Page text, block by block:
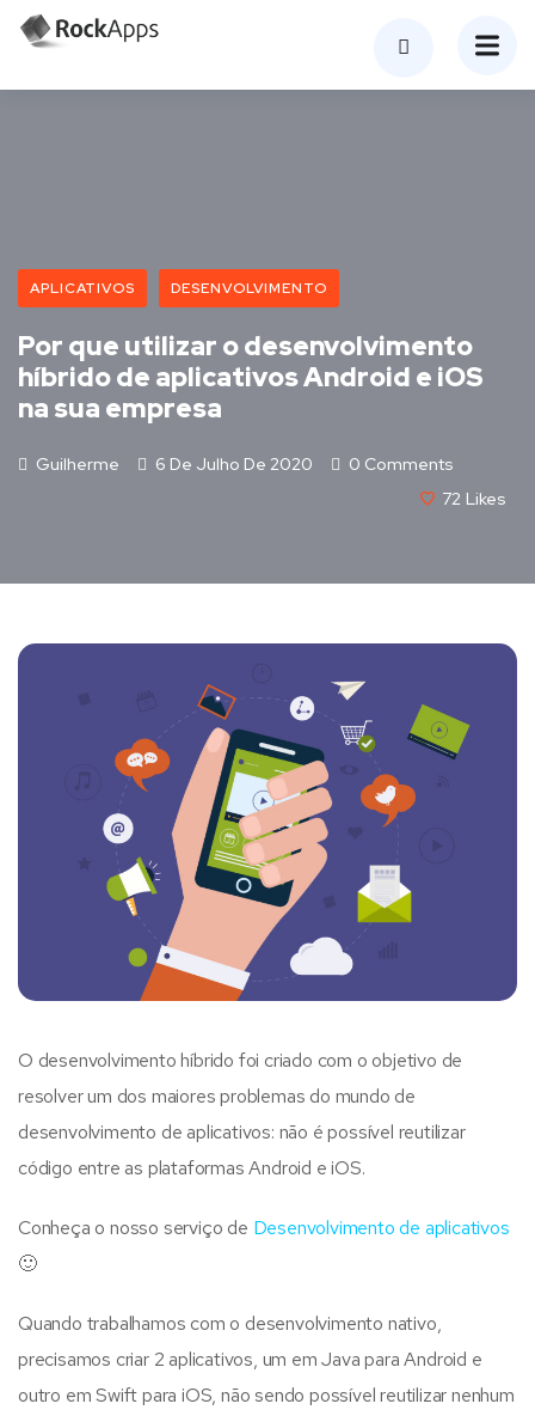
APLICATIVOS DESENVOLVIMENTO
Por que utilizar o desenvolvimento
híbrido de aplicativos Android e iOS
na sua empresa
Guilherme 6 De Julho De 2020
0 Comments
72 Likes
O desenvolvimento híbrido foi criado com o objetivo de
resolver um dos maiores problemas do mundo de
desenvolvimento de aplicativos: não é possível reutilizar
código entre as plataformas Android e iOS.
Conheça o nosso serviço de Desenvolvimento de aplicativos
🙂
Quando trabalhamos com o desenvolvimento nativo,
precisamos criar 2 aplicativos, um em Java para Android e
outro em Swift para iOS, não sendo possível reutilizar nenhum